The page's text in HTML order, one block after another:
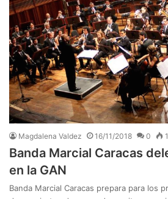
Magdalena Valdez 16/11/2018 0
Banda Marcial Caracas
en la GAN
Banda Marcial Caracas prepara para los